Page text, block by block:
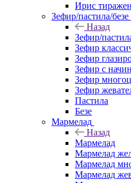
Ирис
Зефир/пастила/безе
Назад
Зефир/
Зефир
Зефир
Зефир с
Зефир
Зефир
Пастила
Безе
Мармелад
Назад
Мармелад
Мармелад
Мармелад
Мармелад